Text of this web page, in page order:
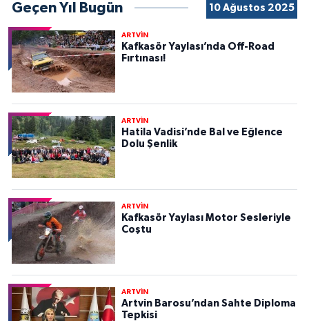
Geçen Yıl Bugün 10 Ağustos 2025
ARTVİN
Kafkasör Yaylası’nda Off-Road
Fırtınası!
ARTVİN
Hatila Vadisi’nde Bal ve Eğlence
Dolu Şenlik
ARTVİN
Kafkasör Yaylası Motor Sesleriyle
Coştu
ARTVİN
Artvin Barosu’ndan Sahte Diploma
Tepkisi